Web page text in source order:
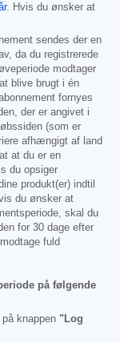
. Hvis du ønsker at
sendes der en
da du registrerede
modtager
blive brugt i én
fornyes
der er angivet i
(som er
afhængigt af land
at du er en
du opsiger
produkt(er) indtil
du ønsker at
skal du
for 30 dage efter
fuld
på følgende
knappen "Log